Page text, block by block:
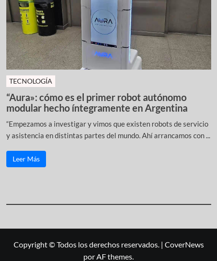
TECNOLOGÍA
“Aura»: cómo es el primer robot autónomo
modular hecho íntegramente en Argentina
“Empezamos a investigar y vimos que existen robots de servicio
y asistencia en distintas partes del mundo. Ahí arrancamos con ...
Leer Más
Copyright © Todos los derechos reservados. | CoverNews
por AF themes.